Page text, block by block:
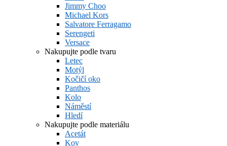
Jimmy Choo
Michael Kors
Salvatore Ferragamo
Serengeti
Versace
Nakupujte podle tvaru
Letec
Motýl
Kočičí oko
Panthos
Kolo
Náměstí
Hledí
Nakupujte podle materiálu
Acetát
Kov